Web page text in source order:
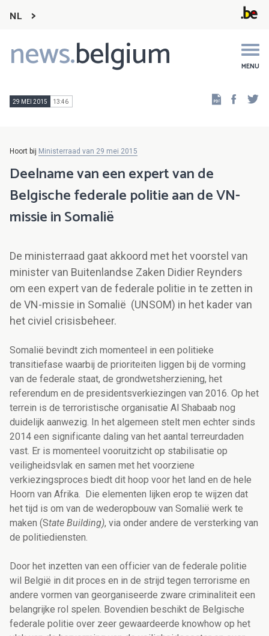
NL
news.belgium MENU
Main
navigation
29 MEI 2015 13:46
Hoort bij Ministerraad van 29 mei 2015
Deelname van een expert van de
Belgische federale politie aan de VN-
missie in Somalië
De ministerraad gaat akkoord met het voorstel van
minister van Buitenlandse Zaken Didier Reynders
om een expert van de federale politie in te zetten in
de VN-missie in Somalië (UNSOM) in het kader van
het civiel crisisbeheer.
Somalië bevindt zich momenteel in een politieke
transitiefase waarbij de prioriteiten liggen bij de vorming
van de federale staat, de grondwetsherziening, het
referendum en de presidentsverkiezingen van 2016. Op het
terrein is de terroristische organisatie Al Shabaab nog
duidelijk aanwezig. In het algemeen stelt men echter sinds
2014 een significante daling van het aantal terreurdaden
vast. Er is momenteel vooruitzicht op stabilisatie op
veiligheidsvlak en samen met het voorziene
verkiezingsproces biedt dit hoop voor het land en de hele
Hoorn van Afrika. Die elementen lijken erop te wijzen dat
het tijd is om van de wederopbouw van Somalië werk te
maken (State Building), via onder andere de versterking van
de politiediensten.
Door het inzetten van een officier van de federale politie
wil België in dit proces en in de strijd tegen terrorisme en
andere vormen van georganiseerde zware criminaliteit een
belangrijke rol spelen. Bovendien beschikt de Belgische
federale politie over zeer gewaardeerde knowhow op het